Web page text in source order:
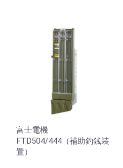
富士電機
FTD504/444（補助釣銭装
置）